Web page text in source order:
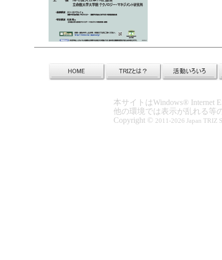
本サイトはWindows® Internet
他の環境では表示が乱れる等
Copyright © 2011-2026 Japan TRIZ